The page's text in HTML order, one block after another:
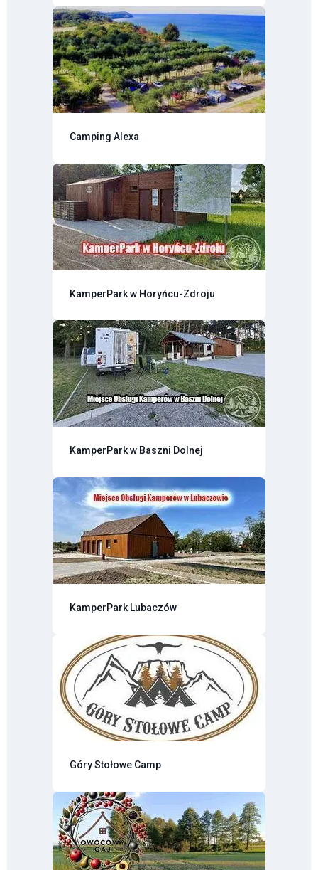
Camping Alexa
KamperPark w Horyńcu-Zdroju
KamperPark w Baszni Dolnej
KamperPark Lubaczów
Góry Stołowe Camp